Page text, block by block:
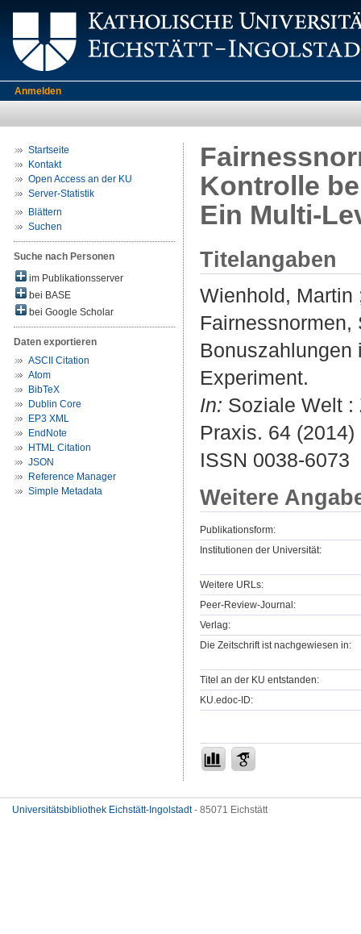
Anmelden
Startseite
Kontakt
Open Access an der KU
Server-Statistik
Blättern
Suchen
Suche nach Personen
im Publikationsserver
bei BASE
bei Google Scholar
Daten exportieren
ASCII Citation
Atom
BibTeX
Dublin Core
EP3 XML
EndNote
HTML Citation
JSON
Reference Manager
Simple Metadata
Kontrolle
Ein Multi-
Titelangaben
Wienhold, Martin
Bonuszahlungen
Experiment.
In: Soziale Welt :
Praxis. 64
ISSN 0038-6073
Weitere
Publikationsform:
Institutionen der Universität:
Weitere URLs:
Peer-Review-Journal:
Verlag:
Die Zeitschrift ist nachgewiesen in:
Titel an der KU entstanden:
KU.edoc-ID:
Universitätsbibliothek Eichstätt-Ingolstadt- 85071 Eichstätt